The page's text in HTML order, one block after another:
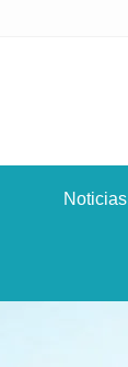
Noticias